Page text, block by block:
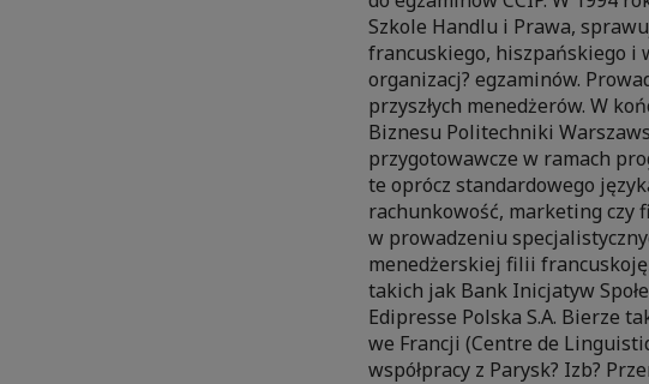
Szkole Handlu i Prawa,
francuskiego, hiszpańskiego i
organizacj? egzaminów.
przyszłych menedżerów. W
Biznesu Politechniki
przygotowawcze w ramach
te oprócz standardowego
rachunkowość, marketing czy
w prowadzeniu
menedżerskiej filii
takich jak Bank Inicjatyw
Edipresse Polska S.A. Bierze
we Francji (Centre de
współpracy z Parysk? Izb?